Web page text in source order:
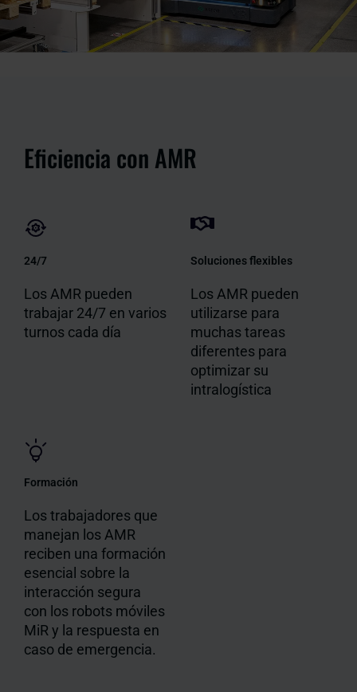
Eficiencia con AMR
24/7
Los AMR pueden
trabajar 24/7 en varios
turnos cada día
Soluciones flexibles
Los AMR pueden
utilizarse para
muchas tareas
diferentes para
optimizar su
intralogística
Formación
Los trabajadores que
manejan los AMR
reciben una formación
esencial sobre la
interacción segura
con los robots móviles
MiR y la respuesta en
caso de emergencia.